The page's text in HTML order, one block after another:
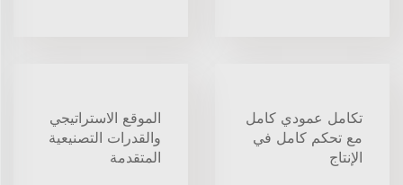
تكامل عمودي كامل
مع تحكم كامل في
الإنتاج
الموقع الاستراتيجي
والقدرات التصنيعية
المتقدمة